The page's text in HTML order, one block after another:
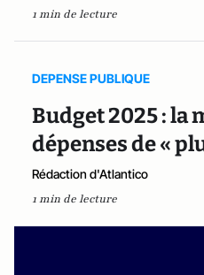
1 min de lecture
DEPENSE PUBLIQUE
Budget 2025 : la
dépenses de «
Rédaction d'Atlantico
1 min de lecture